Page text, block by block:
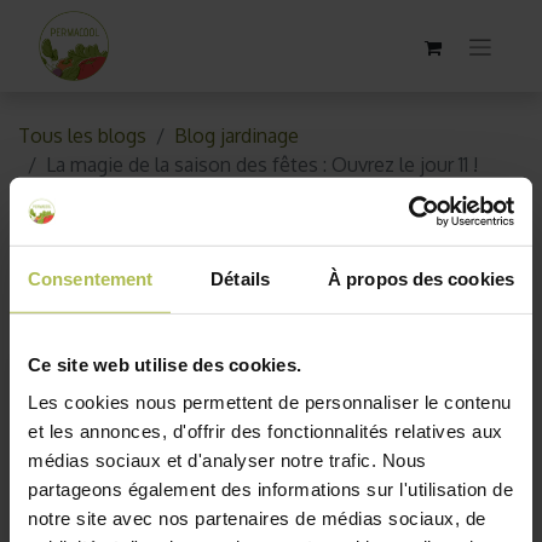
Consentement Détails À propos des cookies
Ce site web utilise des cookies.
Les cookies nous permettent de personnaliser le contenu
et les annonces, d'offrir des fonctionnalités relatives aux
médias sociaux et d'analyser notre trafic. Nous
partageons également des informations sur l'utilisation de
notre site avec nos partenaires de médias sociaux, de
Tous les blogs
Blog jardinage
La magie de la saison des fêtes : Ouvrez le jour 11 !
La magie de la saison des fêtes
: Ouvrez le jour 11 !